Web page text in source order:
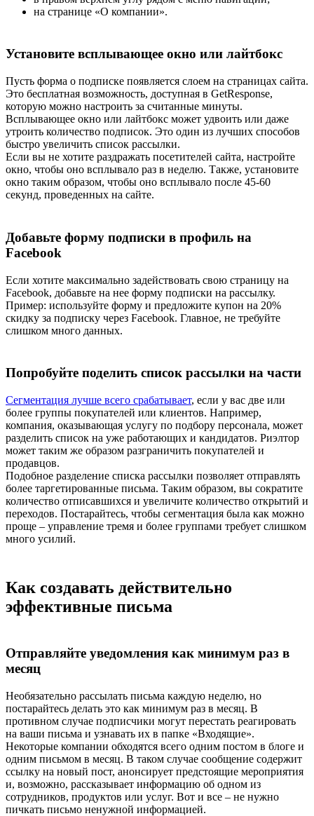
на странице «О компании».
Установите всплывающее окно или лайтбокс
Пусть форма о подписке появляется слоем на страницах сайта.
Это бесплатная возможность, доступная в GetResponse,
которую можно настроить за считанные минуты.
Всплывающее окно или лайтбокс может удвоить или даже
утроить количество подписок. Это один из лучших способов
быстро увеличить список рассылки.
Если вы не хотите раздражать посетителей сайта, настройте
окно, чтобы оно всплывало раз в неделю. Также, установите
окно таким образом, чтобы оно всплывало после 45-60
секунд, проведенных на сайте.
Добавьте форму подписки в профиль на
Facebook
Если хотите максимально задействовать свою страницу на
Facebook, добавьте на нее форму подписки на рассылку.
Пример: используйте форму и предложите купон на 20%
скидку за подписку через Facebook. Главное, не требуйте
слишком много данных.
Попробуйте поделить список рассылки на части
Сегментация лучше всего срабатывает, если у вас две или
более группы покупателей или клиентов. Например,
компания, оказывающая услугу по подбору персонала, может
разделить список на уже работающих и кандидатов. Риэлтор
может таким же образом разграничить покупателей и
продавцов.
Подобное разделение списка рассылки позволяет отправлять
более таргетированные письма. Таким образом, вы сократите
количество отписавшихся и увеличите количество открытий и
переходов. Постарайтесь, чтобы сегментация была как можно
проще – управление тремя и более группами требует слишком
много усилий.
Как создавать действительно
эффективные письма
Отправляйте уведомления как минимум раз в
месяц
Необязательно рассылать письма каждую неделю, но
постарайтесь делать это как минимум раз в месяц. В
противном случае подписчики могут перестать реагировать
на ваши письма и узнавать их в папке «Входящие».
Некоторые компании обходятся всего одним постом в блоге и
одним письмом в месяц. В таком случае сообщение содержит
ссылку на новый пост, анонсирует предстоящие мероприятия
и, возможно, рассказывает информацию об одном из
сотрудников, продуктов или услуг. Вот и все – не нужно
пичкать письмо ненужной информацией.